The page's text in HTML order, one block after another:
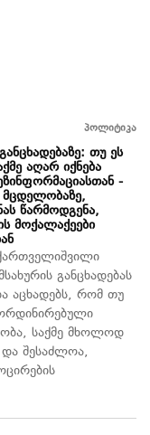
პოლიტიკა
თუ ეს
აღარ იქნება
-
მცდელობაზე,
წარმოდგენა,
მოქალაქეები
განცხადებას
აცხადებს, რომ თუ
საქმე მხოლოდ
შესაძლოა,